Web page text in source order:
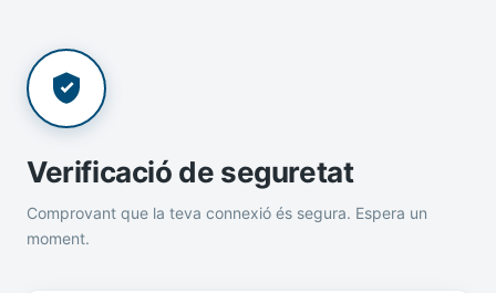
Verificació de seguretat
Comprovant que la teva connexió és segura. Espera un
moment.